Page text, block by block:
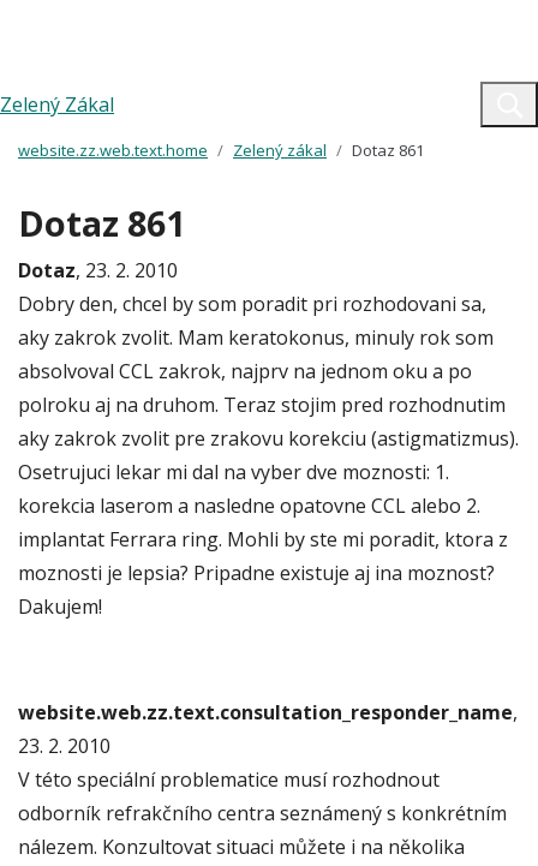
Zelený Zákal
website.zz.web.text.home Zelený zákal Dotaz 861
Dotaz 861
Dotaz, 23. 2. 2010
Dobry den, chcel by som poradit pri rozhodovani sa,
aky zakrok zvolit. Mam keratokonus, minuly rok som
absolvoval CCL zakrok, najprv na jednom oku a po
polroku aj na druhom. Teraz stojim pred rozhodnutim
aky zakrok zvolit pre zrakovu korekciu (astigmatizmus).
Osetrujuci lekar mi dal na vyber dve moznosti: 1.
korekcia laserom a nasledne opatovne CCL alebo 2.
implantat Ferrara ring. Mohli by ste mi poradit, ktora z
moznosti je lepsia? Pripadne existuje aj ina moznost?
Dakujem!
website.web.zz.text.consultation_responder_name,
23. 2. 2010
V této speciální problematice musí rozhodnout
odborník refrakčního centra seznámený s konkrétním
nálezem. Konzultovat situaci můžete i na několika